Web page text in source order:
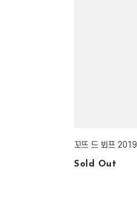
꼬뜨 드 뵈프 2019
Sold Out